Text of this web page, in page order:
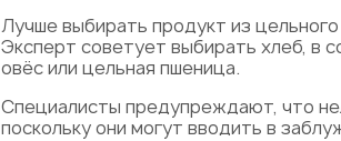
Лучше выбирать продукт из
Эксперт советует выбирать хлеб, в
овёс или цельная пшеница.
Специалисты предупреждают, что
поскольку они могут вводить в